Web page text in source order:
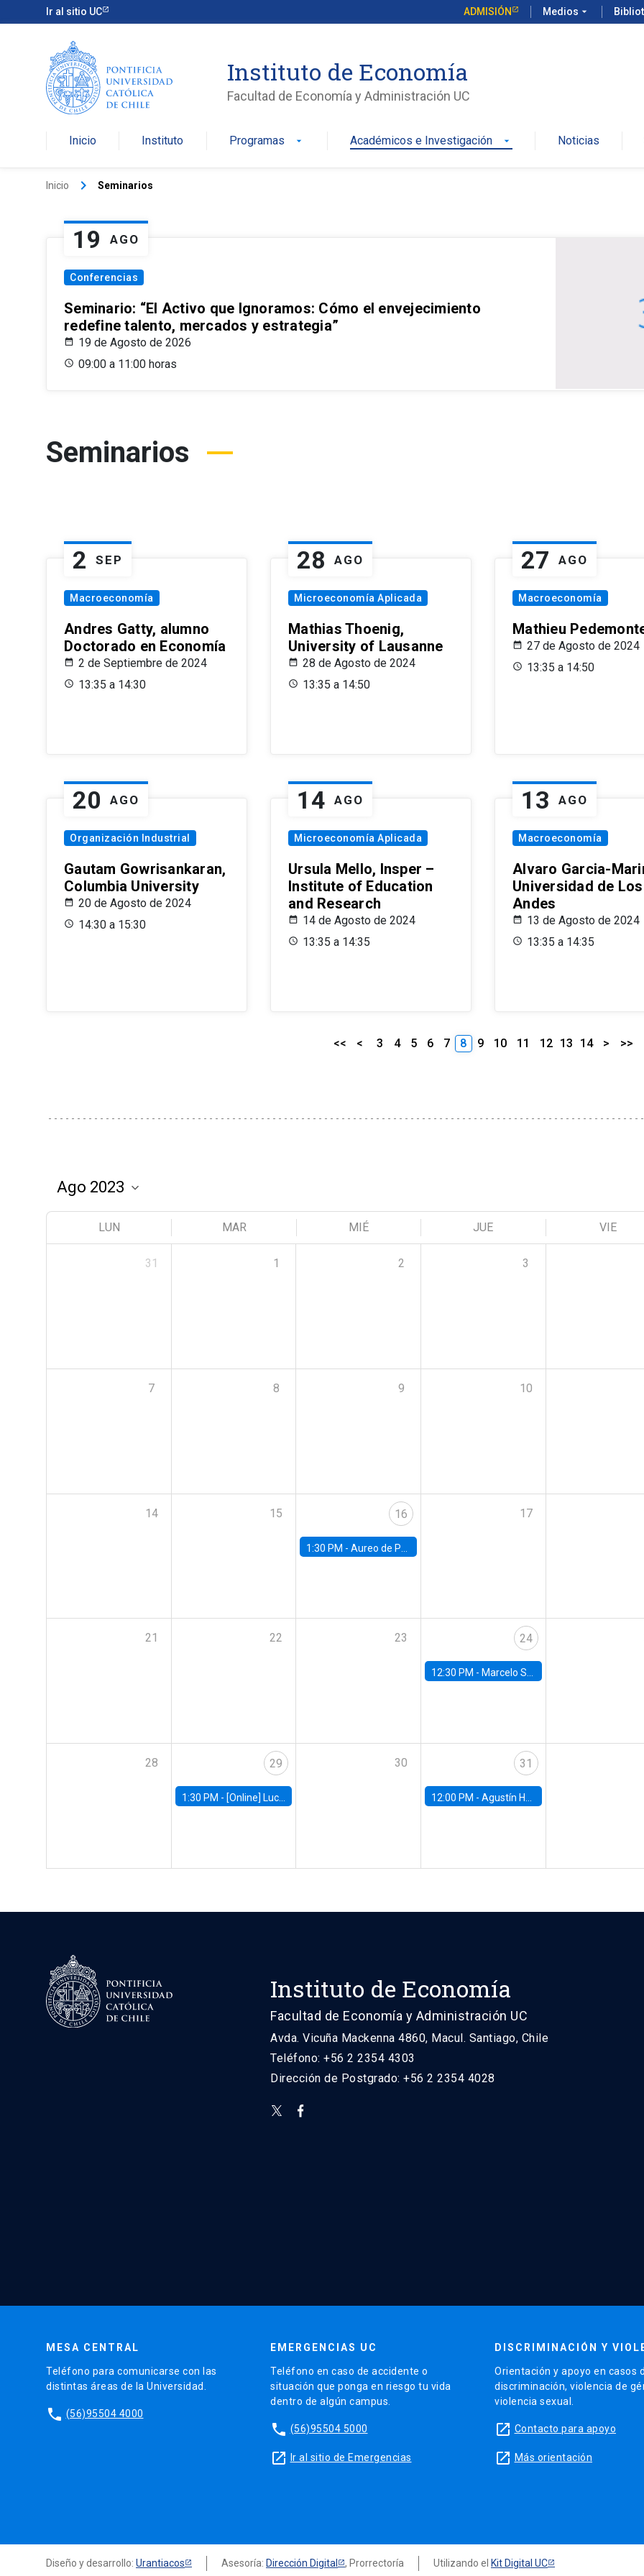
Ir al sitio UC ADMISIÓN Medios arrow_drop_down
Instituto de Economía
Facultad de Economía y Administración UC
Inicio Instituto Programas arrow_drop_down Académicos e Investigación arrow_drop_down Noticias
Inicio keyboard_arrow_right Seminarios
19 AGO
Conferencias
Seminario: “El Activo que Ignoramos: Cómo el envejecimiento
redefine talento, mercados y estrategia”
19 de Agosto de 2026
09:00 a 11:00 horas
Seminarios
2 SEP
Macroeconomía
Andres Gatty, alumno
Doctorado en Economía
2 de Septiembre de 2024
13:35 a 14:30
28 AGO
Microeconomía Aplicada
Mathias Thoenig,
University of Lausanne
28 de Agosto de 2024
13:35 a 14:50
27 AGO
Macroeconomía
Mathieu
27 de Agosto de 2024
13:35 a 14:50
20 AGO
Organización Industrial
Gautam Gowrisankaran,
Columbia University
20 de Agosto de 2024
14:30 a 15:30
14 AGO
Microeconomía Aplicada
Ursula Mello, Insper –
Institute of Education
and Research
14 de Agosto de 2024
13:35 a 14:35
13 AGO
Macroeconomía
Alvaro Garcia-
Universidad de Los
Andes
13 de Agosto de 2024
13:35 a 14:35
<< < 3 4 5 6 7 8 9 10 11 12 13 14 > >>
LUN MAR MIÉ JUE VIE
31 1 2 3
7 8 9 10
14 15 16
1:30 PM -Aureo de Paula, UCL
17
21 22 23 24
12:30 PM - Marcelo Sant'Anna, FGV - EPGE
28 29
1:30 PM - [Online] Luciana Juvenal, International Monetary Fund (IMF)
30 31
12:00 PM -Agustín Hurtado, University of Maryland
Instituto de Economía
Facultad de Economía y Administración UC
Avda. Vicuña Mackenna 4860, Macul. Santiago, Chile
Teléfono: +56 2 2354 4303
Dirección de Postgrado: +56 2 2354 4028
MESA CENTRAL
Teléfono para comunicarse con las
distintas áreas de la Universidad.
phone (56)95504 4000
EMERGENCIAS UC
Teléfono en caso de accidente o
situación que ponga en riesgo tu vida
dentro de algún campus.
phone (56)95504 5000
launch Ir al sitio de Emergencias
DISCRIMINACIÓN Y
Orientación y apoyo en casos
discriminación, violencia de
violencia sexual.
launch Contacto para apoyo
launch Más orientación
Diseño y desarrollo: Urantiacos Asesoría: Dirección Digital , Prorrectoría Utilizando el Kit Digital UC